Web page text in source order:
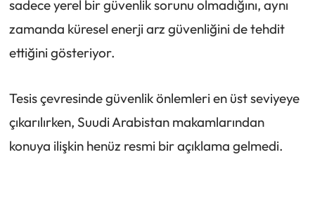
sadece yerel bir güvenlik sorunu olmadığını, aynı
zamanda küresel enerji arz güvenliğini de tehdit
ettiğini gösteriyor.
Tesis çevresinde güvenlik önlemleri en üst seviyeye
çıkarılırken, Suudi Arabistan makamlarından
konuya ilişkin henüz resmi bir açıklama gelmedi.